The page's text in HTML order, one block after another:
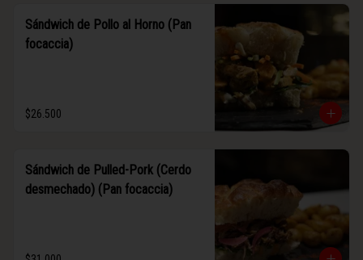
Sándwich de Pollo al Horno (Pan
focaccia)
$26.500
Sándwich de Pulled-Pork (Cerdo
desmechado) (Pan focaccia)